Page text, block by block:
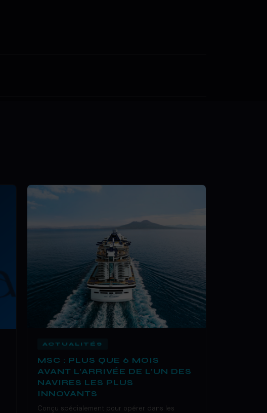
ACTUALITÉS
MSC : PLUS QUE 6 MOIS
AVANT L’ARRIVÉE DE L’UN DES
NAVIRES LES PLUS
INNOVANTS
Conçu spécialement pour opérer dans les